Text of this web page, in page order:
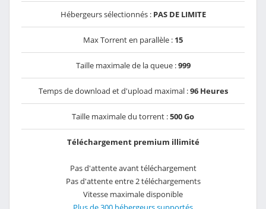
Hébergeurs sélectionnés : PAS DE LIMITE
Max Torrent en parallèle : 15
Taille maximale de la queue :999
Temps de download et d'upload maximal :96 Heures
Taille maximale du torrent :500 Go
Téléchargement premium illimité
Pas d'attente avant téléchargement
Pas d'attente entre 2 téléchargements
Vitesse maximale disponible